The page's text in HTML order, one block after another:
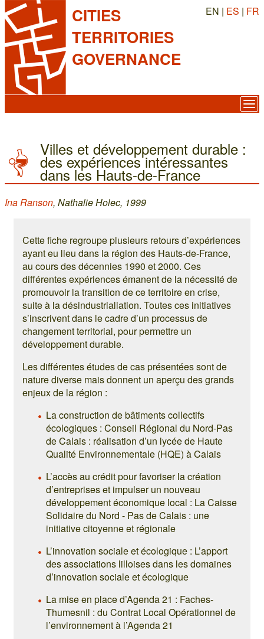
CITIES
TERRITORIES
GOVERNANCE
EN | ES | FR
Villes et développement durable :
des expériences intéressantes
dans les Hauts-de-France
Ina Ranson, Nathalie Holec, 1999
Cette fiche regroupe plusieurs retours d’expériences
ayant eu lieu dans la région des Hauts-de-France,
au cours des décennies 1990 et 2000. Ces
différentes expériences émanent de la nécessité de
promouvoir la transition de ce territoire en crise,
suite à la désindustrialiation. Toutes ces initiatives
s’inscrivent dans le cadre d’un processus de
changement territorial, pour permettre un
développement durable.
Les différentes études de cas présentées sont de
nature diverse mais donnent un aperçu des grands
enjeux de la région :
La construction de bâtiments collectifs
écologiques : Conseil Régional du Nord-Pas
de Calais : réalisation d’un lycée de Haute
Qualité Environnementale (HQE) à Calais
L’accès au crédit pour favoriser la création
d’entreprises et impulser un nouveau
développement économique local : La Caisse
Solidaire du Nord - Pas de Calais : une
initiative citoyenne et régionale
L’innovation sociale et écologique : L’apport
des associations lilloises dans les domaines
d’innovation sociale et écologique
La mise en place d’Agenda 21 : Faches-
Thumesnil : du Contrat Local Opérationnel de
l’environnement à l’Agenda 21